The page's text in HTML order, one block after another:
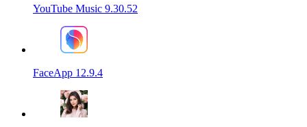
YouTube Music 9.30.52
FaceApp 12.9.4